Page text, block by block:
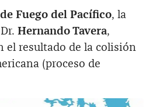
Fuego del Pacífico, la
Hernando Tavera,
el resultado de la colisión
(proceso de